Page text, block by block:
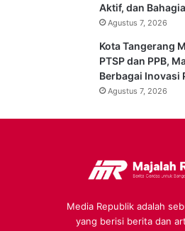
Aktif, dan Bahagia
Agustus 7, 2026
Kota Tangerang
PTSP dan PPB,
Berbagai Inovasi
Agustus 7, 2026
Media Republik adalah
yang berisi berita dan